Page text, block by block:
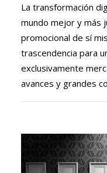
La transformación
mundo mejor y más
promocional de sí
trascendencia para
exclusivamente
avances y grandes